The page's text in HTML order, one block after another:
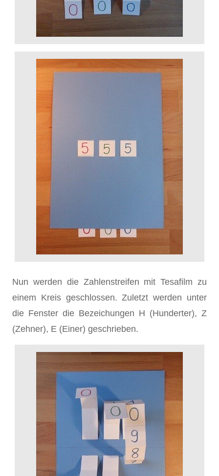
Nun werden die Zahlenstreifen mit Tesafilm zu
einem Kreis geschlossen. Zuletzt werden unter
die Fenster die Bezeichungen H (Hunderter), Z
(Zehner), E (Einer) geschrieben.